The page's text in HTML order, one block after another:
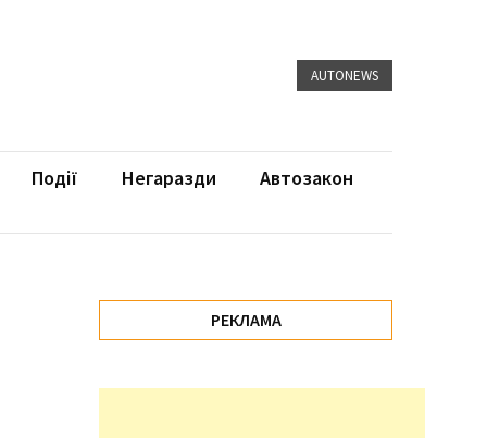
AUTONEWS
Події Негаразди Автозакон
РЕКЛАМА